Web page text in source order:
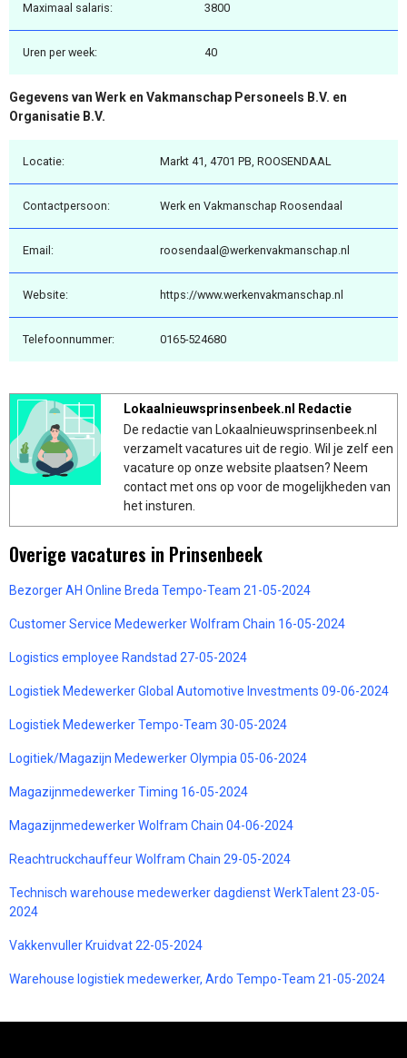
Maximaal salaris: 3800
Uren per week: 40
Gegevens van Werk en Vakmanschap Personeels B.V. en
Organisatie B.V.
Locatie: Markt 41, 4701 PB, ROOSENDAAL
Contactpersoon: Werk en Vakmanschap Roosendaal
Email: roosendaal@werkenvakmanschap.nl
Website: https://www.werkenvakmanschap.nl
Telefoonnummer: 0165-524680
Lokaalnieuwsprinsenbeek.nl Redactie
De redactie van Lokaalnieuwsprinsenbeek.nl
verzamelt vacatures uit de regio. Wil je zelf een
vacature op onze website plaatsen? Neem
contact met ons op voor de mogelijkheden van
het insturen.
Overige vacatures in Prinsenbeek
Bezorger AH Online Breda Tempo-Team 21-05-2024
Customer Service Medewerker Wolfram Chain 16-05-2024
Logistics employee Randstad 27-05-2024
Logistiek Medewerker Global Automotive Investments 09-06-2024
Logistiek Medewerker Tempo-Team 30-05-2024
Logitiek/Magazijn Medewerker Olympia 05-06-2024
Magazijnmedewerker Timing 16-05-2024
Magazijnmedewerker Wolfram Chain 04-06-2024
Reachtruckchauffeur Wolfram Chain 29-05-2024
Technisch warehouse medewerker dagdienst WerkTalent 23-05-
2024
Vakkenvuller Kruidvat 22-05-2024
Warehouse logistiek medewerker, Ardo Tempo-Team 21-05-2024